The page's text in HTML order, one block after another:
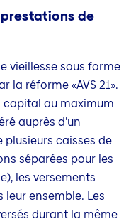
de
vieillesse sous forme
la réforme «AVS 21».
capital au maximum
auprès d’un
plusieurs caisses de
séparées pour les
les versements
ensemble. Les
durant la même